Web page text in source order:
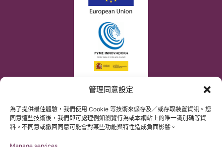
管理同意設定
為了提供最佳體驗，我們使用 Cookie 等技術來儲存及／或存取裝置資訊。您
同意這些技術後，我們即可處理例如瀏覽行為或本網站上的唯一識別碼等資
料。不同意或撤回同意可能會對某些功能與特性造成負面影響。